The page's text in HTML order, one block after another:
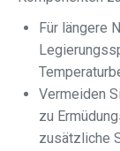
Für längere
Vermeiden
zu
zusätzliche